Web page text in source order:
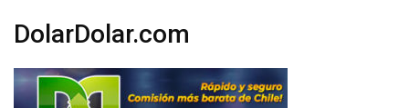
DolarDolar.com